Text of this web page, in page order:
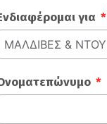
για